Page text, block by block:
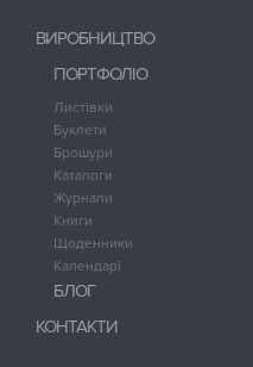
ВИРОБНИЦТВО
ПОРТФОЛІО
Листівки
Буклети
Брошури
Каталоги
Журнали
Книги
Щоденники
Календарі
БЛОГ
КОНТАКТИ